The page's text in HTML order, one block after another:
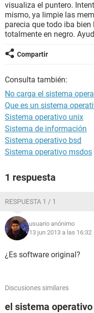
visualiza el puntero.
mismo, ya limpie las
parecia que todo iba
totalmente en negro.
Compartir
Consulta también:
No carga el sistema
Que es un sistema
Sistema operativo unix
Sistema de información
Sistema operativo bsd
Sistema operativo msdos
1 respuesta
RESPUESTA 1 / 1
usuario anónimo
13 jun 2013 a las 16:32
¿Es software original?
Discusiones similares
el sistema